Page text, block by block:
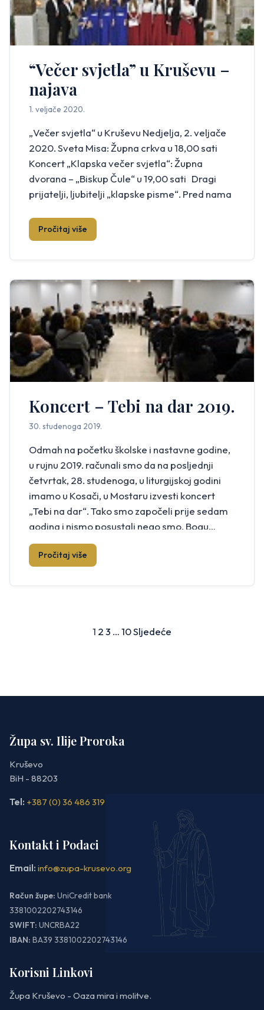
“Večer svjetla” u Kruševu –
najava
1. veljače 2020.
„Večer svjetla“ u Kruševu Nedjelja, 2. veljače
2020. Sveta Misa: Župna crkva u 18,00 sati
Koncert „Klapska večer svjetla“: Župna
dvorana – „Biskup Čule“ u 19,00 sati Dragi
prijatelji, ljubitelji „klapske pisme“. Pred nama
organiziramo po šesti put zaredom u Kruševu.
Rad je to i zalaganje […]
Pročitaj više
Koncert – Tebi na dar 2019.
30. studenoga 2019.
Odmah na početku školske i nastavne godine,
u rujnu 2019. računali smo da na posljednji
četvrtak, 28. studenoga, u liturgijskoj godini
imamo u Kosači, u Mostaru izvesti koncert
„Tebi na dar“. Tako smo započeli prije sedam
godina i nismo posustali nego smo, Bogu
hvala, nastavili. Organizatori su koncerta
Glazbeni odjel i Osnovna škola Kruševo. U […]
Pročitaj više
1 23 …10Sljedeće
Župa sv. Ilije Proroka
Kruševo
BiH - 88203
Tel: +387 (0) 36 486 319
Kontakt i Podaci
Email: info@zupa-krusevo.org
Račun župe: UniCredit bank
3381002202743146
SWIFT: UNCRBA22
IBAN: BA39 3381002202743146
Korisni Linkovi
Župa Kruševo - Oaza mira i molitve.